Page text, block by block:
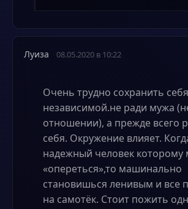
Луиза 08.05.2020 в 10:22
Очень трудно сохранить себя
независимой.не ради мужа
отношении), а прежде всего
себя. Окружение влияет.
надежный человек
«опереться»,то машинально
становишься ленивым и все
на самотёк. Стоит пожить